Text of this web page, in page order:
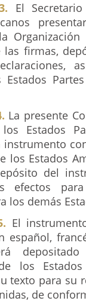
El
las firmas,
Estados
La presente
Estados
los Estados
del
efectos
los demás
El
español,
los
texto para su
de